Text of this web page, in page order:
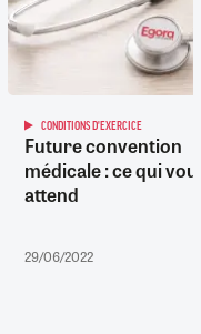
CONDITIONS D'EXERCICE
Future convention
médicale : ce qui
attend
29/06/2022